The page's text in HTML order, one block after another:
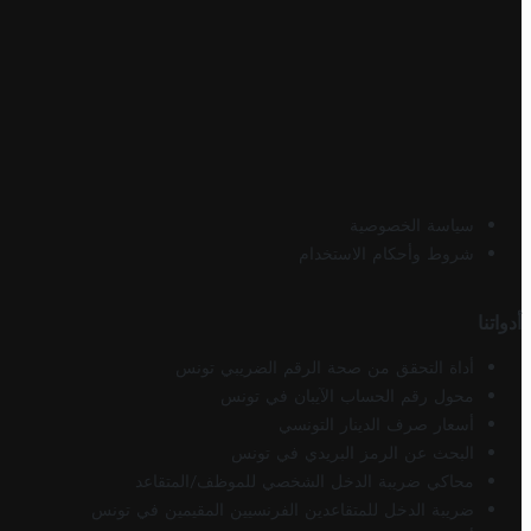
سياسة الخصوصية
شروط وأحكام الاستخدام
أدواتنا
أداة التحقق من صحة الرقم الضريبي تونس
محول رقم الحساب الآيبان في تونس
أسعار صرف الدينار التونسي
البحث عن الرمز البريدي في تونس
محاكي ضريبة الدخل الشخصي للموظف/المتقاعد
ضريبة الدخل للمتقاعدين الفرنسيين المقيمين في تونس